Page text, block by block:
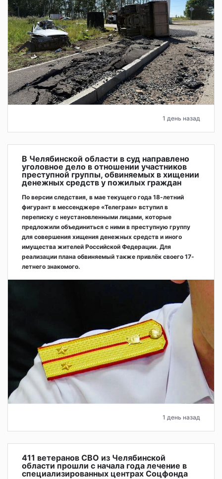
1 день назад
В Челябинской области в суд направлено
уголовное дело в отношении участников
преступной группы, обвиняемых в хищении
денежных средств у пожилых граждан
По версии следствия, в мае текущего года 18-летний
фигурант в мессенджере «Телеграм» вступил в
переписку с неустановленными лицами, которые
предложили объединиться с ними в преступную группу
для совершения хищения денежных средств и иного
имущества жителей Российской Федерации. Для
реализации плана обвиняемый также привлёк своего 17-
летнего знакомого.
1 день назад
411 ветеранов СВО из Челябинской
области прошли с начала года лечение в
специализированных центрах Соцфонда